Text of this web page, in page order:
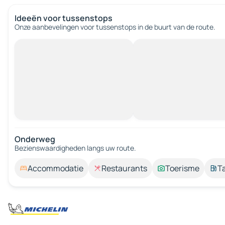
Ideeën voor tussenstops
Onze aanbevelingen voor tussenstops in de buurt van de route.
Onderweg
Bezienswaardigheden langs uw route.
Accommodatie Restaurants Toerisme